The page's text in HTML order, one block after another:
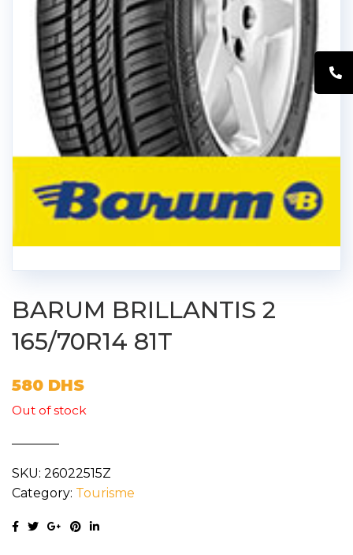
BARUM BRILLANTIS 2
165/70R14 81T
580 DHS
Out of stock
SKU: 26022515Z
Category: Tourisme